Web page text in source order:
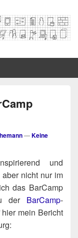
—Keine
und
nicht nur im
das Bar­Camp
der Bar­Camp-
hier mein Bericht